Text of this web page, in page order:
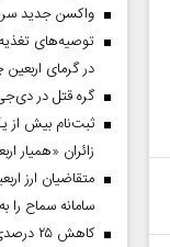
واکسن جدید
در گرمای
گره قتل در دی‌جی پارتی با
ثبت‌نام بیش از
زائران «همیار
سامانه سماح را
کاهش